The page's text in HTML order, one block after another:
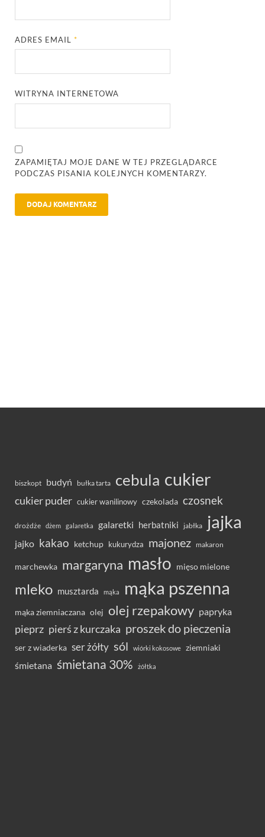
ADRES EMAIL*
WITRYNA INTERNETOWA
ZAPAMIĘTAJ MOJE DANE W TEJ PRZEGLĄDARCE
PODCZAS PISANIA KOLEJNYCH KOMENTARZY.
biszkopt budyń bułka tarta cebula cukier
cukier puder cukier wanilinowy czekolada czosnek
drożdże dżem galaretka galaretki herbatniki jabłka jajka
jajko kakao ketchup kukurydza majonez makaron
marchewka margaryna masło mięso mielone
mleko musztarda mąka mąka pszenna
mąka ziemniaczana olej olej rzepakowy papryka
pieprz pierś z kurczaka proszek do pieczenia
ser z wiaderka ser żółty sól wiórki kokosowe ziemniaki
śmietana śmietana 30% żółtka